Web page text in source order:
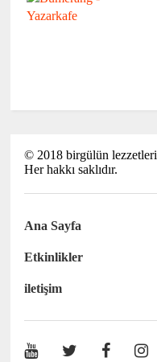
© 2018 birgülün lezzetleri
Her hakkı saklıdır.
Ana Sayfa
Etkinlikler
iletişim